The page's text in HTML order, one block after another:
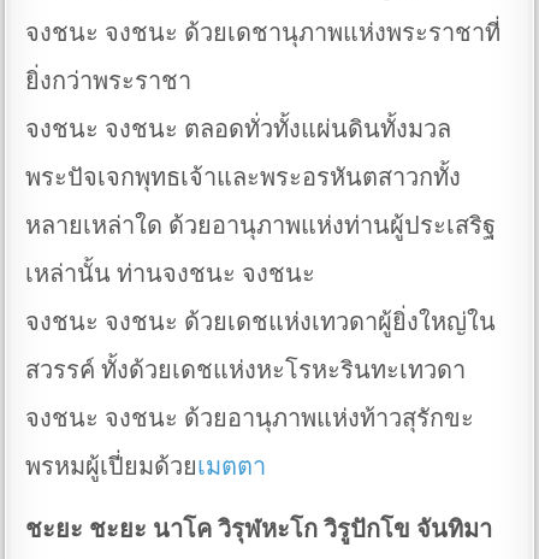
จงชนะ จงชนะ ด้วยเดชานุภาพแห่งพระราชาที่
ยิ่งกว่าพระราชา
จงชนะ จงชนะ ตลอดทั่วทั้งแผ่นดินทั้งมวล
พระปัจเจกพุทธเจ้าและพระอรหันตสาวกทั้ง
หลายเหล่าใด ด้วยอานุภาพแห่งท่านผู้ประเสริฐ
เหล่านั้น ท่านจงชนะ จงชนะ
จงชนะ จงชนะ ด้วยเดชแห่งเทวดาผู้ยิ่งใหญ่ใน
สวรรค์ ทั้งด้วยเดชแห่งหะโรหะรินทะเทวดา
จงชนะ จงชนะ ด้วยอานุภาพแห่งท้าวสุรักขะ
พรหมผู้เปี่ยมด้วยเมตตา
ชะยะ ชะยะ นาโค วิรุฬหะโก วิรูปักโข จันทิมา